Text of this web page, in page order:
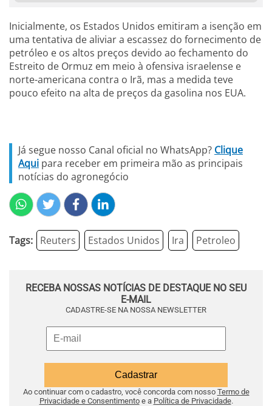
Inicialmente, os Estados Unidos emitiram a isenção em
uma tentativa de aliviar a escassez do fornecimento de
petróleo e os altos preços devido ao fechamento do
Estreito de Ormuz em meio à ofensiva israelense e
norte-americana contra o Irã, mas a medida teve
pouco efeito na alta de preços da gasolina nos EUA.
Já segue nosso Canal oficial no WhatsApp? Clique
Aqui para receber em primeira mão as principais
notícias do agronegócio
Tags: Reuters Estados Unidos Ira Petroleo
RECEBA NOSSAS NOTÍCIAS DE DESTAQUE NO SEU
E-MAIL
CADASTRE-SE NA NOSSA NEWSLETTER
Ao continuar com o cadastro, você concorda com nosso Termo de
Privacidade e Consentimentoe a Política de Privacidade.